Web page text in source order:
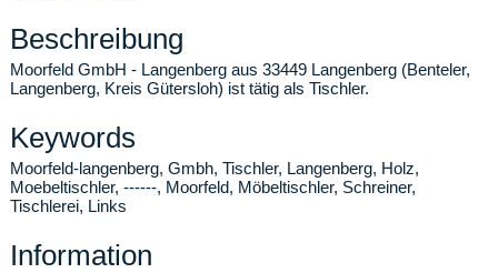
Beschreibung
Moorfeld GmbH - Langenberg aus 33449 Langenberg (Benteler,
Langenberg, Kreis Gütersloh) ist tätig als Tischler.
Keywords
Moorfeld-langenberg, Gmbh, Tischler, Langenberg, Holz,
Moebeltischler, ------, Moorfeld, Möbeltischler, Schreiner,
Tischlerei, Links
Information